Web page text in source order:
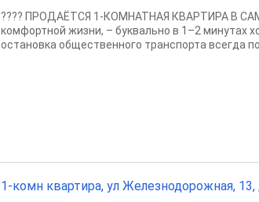
???? ПРОДАЁТСЯ 1-КОМНАТНАЯ КВАРТИРА В
комфортной жизни, – буквально в 1–2 минутах
остановка общественного транспорта всегда
1-комн квартира, ул Железнодорожная, 13,